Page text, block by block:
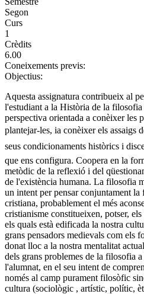
Segon
Curs
1
Crèdits
6.00
Coneixements previs:
Objectius:
Aquesta assignatura contribueix al
l'estudiant a la Història de la
perspectiva orientada a conèixer les
plantejar-les, ia conèixer els assaigs
seus condicionaments històrics i
que ens configura. Coopera en la
metòdic de la reflexió i del
de l'existència humana. La filosofia
un intent per pensar conjuntament
cristiana, probablement el més
cristianisme constitueixen, potser,
els quals està edificada la nostra
grans pensadors medievals com els
donat lloc a la nostra mentalitat
dels grans problemes de la filosofia
l'alumnat, en el seu intent de
només al camp purament filosòfic
cultura (sociològic , artístic, polític,